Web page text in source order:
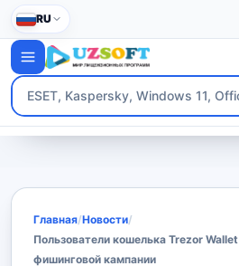
RU
Главная/Новости/
Пользователи кошелька Trezor
фишинговой кампании